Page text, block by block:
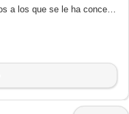
Notificación de 22ª relación de beneficiarios a los que se le ha concedido subvención derivada del RD 266/2021, de 13 de abril, por el que se regulan los Programas de incentivos ligados a la movilidad eléctrica MOVES III, en el marco del Plan de Recuperación, Transformación y Resiliencia Europeo